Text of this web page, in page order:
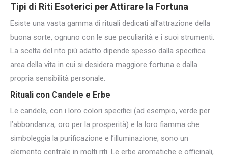
Tipi di Riti Esoterici per Attirare la Fortuna
Esiste una vasta gamma di rituali dedicati all’attrazione della
buona sorte, ognuno con le sue peculiarità e i suoi strumenti.
La scelta del rito più adatto dipende spesso dalla specifica
area della vita in cui si desidera maggiore fortuna e dalla
propria sensibilità personale.
Rituali con Candele e Erbe
Le candele, con i loro colori specifici (ad esempio, verde per
l’abbondanza, oro per la prosperità) e la loro fiamma che
simboleggia la purificazione e l’illuminazione, sono un
elemento centrale in molti riti. Le erbe aromatiche e officinali,